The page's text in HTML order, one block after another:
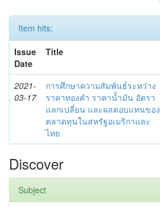
Item hits:
Issue
Date
Title
2021-
03-17
การศึกษาความสัมพันธ์ระหว่าง
ราคาทองคำ ราคาน้ำมัน อัตรา
แลกเปลี่ยน และผลตอบแทนของ
ตลาดทุนในสหรัฐอเมริกาและ
ไทย
Discover
Subject